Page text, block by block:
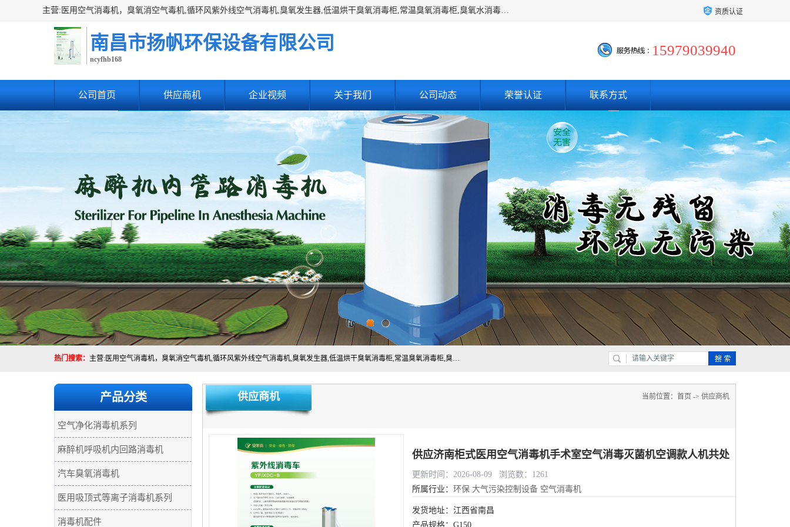
主营:医用空气消毒机，臭氧消空气毒机,循环风紫外线空气消毒机,臭氧发生器,低温烘干臭氧消毒柜,常温臭氧消毒柜,臭氧水消毒机,管道容器臭氧消毒机,内置式臭氧消毒机,外置式臭氧消毒机,床单位臭氧消毒器。医用工作服灭菌柜，医用拖鞋消毒柜,麻醉机内管路消毒机，呼吸机回路消毒机 资质认证
南昌市扬帆环保设备有限公司
ncyfhb168
15979039940
公司首页 供应商机 企业视频 关于我们 公司动态 荣誉认证 联系方式
热门搜索： 主营:医用空气消毒机，臭氧消空气毒机,循环风紫外线空气消毒机,臭氧发生器,低温烘干臭氧消毒柜,常温臭氧消毒柜,臭氧水消毒机,管道容器臭氧消毒机,内置式臭氧消毒机,外置式臭氧消毒机,床单位臭氧消毒器。医用工作服灭菌柜，医用拖鞋消毒柜,麻醉机内管路消毒机，呼吸机回路消毒机
产品分类
空气净化消毒机系列
麻醉机呼吸机内回路消毒机
汽车臭氧消毒机
医用吸顶式等离子消毒机系列
消毒机配件
供应商机 当前位置： 首页 -> 供应商机
供应济南柜式医用空气消毒机手术室空气消毒灭菌机空调款人机共处
更新时间：2026-08-09 浏览数：1261
所属行业： 环保 大气污染控制设备 空气消毒机
发货地址：江西省南昌
产品规格：G150